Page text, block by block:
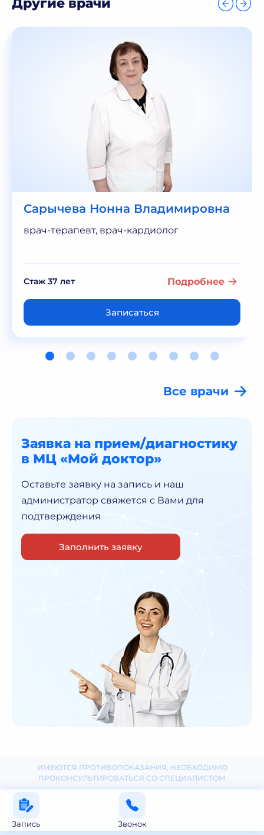
Другие врачи
Сарычева Нонна Владимировна
врач-терапевт, врач-кардиолог
Стаж 37 лет Подробнее
Записаться
Все врачи
Заявка на прием/диагностику
в МЦ «Мой доктор»
Оставьте заявку на запись и наш
администратор свяжется с Вами для
подтверждения
Заполнить заявку
ИМЕЮТСЯ ПРОТИВОПОКАЗАНИЯ, НЕОБХОДИМО
ПРОКОНСУЛЬТИРОВАТЬСЯ СО СПЕЦИАЛИСТОМ
Запись Звонок